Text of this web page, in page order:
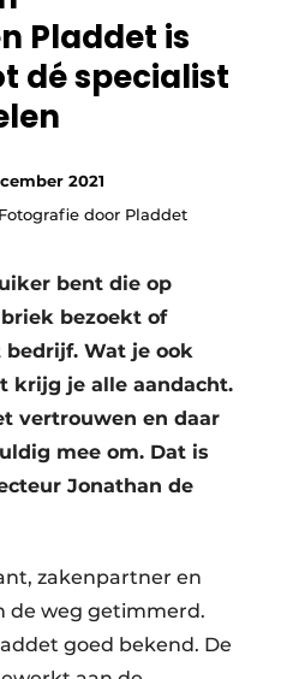
Pladdet is
dé specialist
2021
Fotografie door Pladdet
bent die op
bezoekt of
bedrijf. Wat je ook
krijg je alle aandacht.
vertrouwen en daar
mee om. Dat is
Jonathan de
zakenpartner en
de weg getimmerd.
goed bekend. De